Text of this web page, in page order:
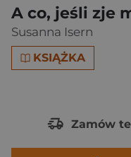
A co, jeśli zje
Susanna Isern
KSIĄŻKA
Zamów